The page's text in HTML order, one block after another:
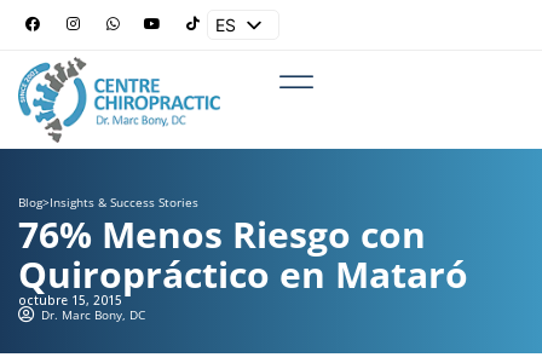
ES
Blog>Insights & Success Stories
76% Menos Riesgo con
Quiropráctico en Mataró
octubre 15, 2015
Dr. Marc Bony, DC